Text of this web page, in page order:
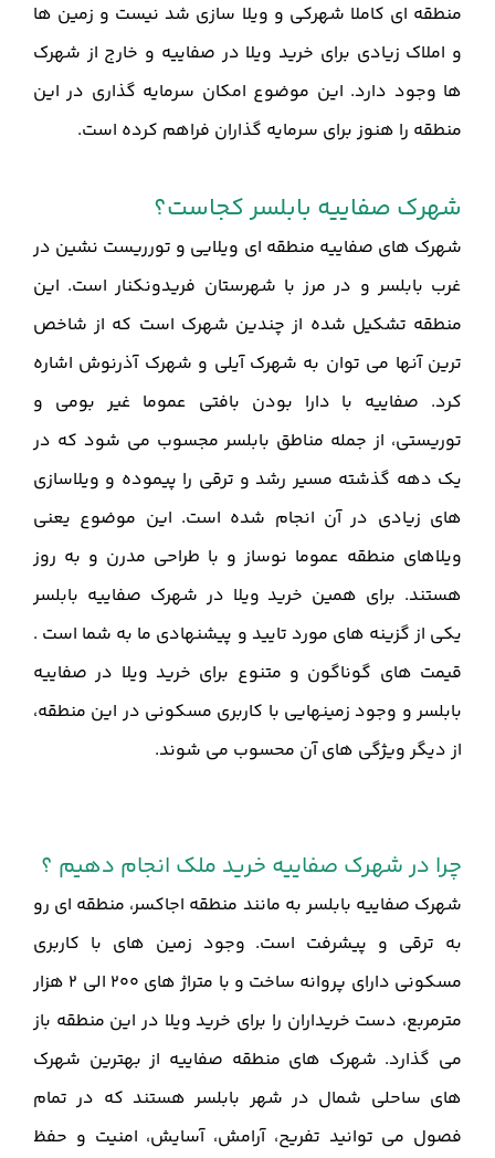
منطقه ای کاملا شهرکی و ویلا سازی شد نیست و زمین ها
و املاک زیادی برای خرید ویلا در صفاییه و خارج از شهرک
ها وجود دارد. این موضوع امکان سرمایه گذاری در این
منطقه را هنوز برای سرمایه گذاران فراهم کرده است.
شهرک صفاییه بابلسر کجاست؟
شهرک های صفاییه منطقه ای ویلایی و تورریست نشین در
غرب بابلسر و در مرز با شهرستان فریدونکنار است. این
منطقه تشکیل شده از چندین شهرک است که از شاخص
ترین آنها می توان به شهرک‌ آیلی و شهرک آذرنوش اشاره
کرد. صفاییه با دارا بودن بافتی عموما غیر بومی و
توریستی، از جمله مناطق بابلسر مجسوب می شود که در
یک دهه گذشته مسیر رشد و ترقی را پیموده و ویلاسازی
های زیادی در آن انجام شده است. این موضوع یعنی
ویلاهای منطقه عموما نوساز و با طراحی مدرن و به روز
هستند. برای همین خرید ویلا در شهرک صفاییه بابلسر
یکی از گزینه های مورد تایید و پیشنهادی ما به شما است .
قیمت های گوناگون و متنوع برای خرید ویلا در صفاییه
بابلسر و وجود زمینهایی با کاربری مسکونی در این منطقه،
از دیگر ویژگی های آن محسوب می شوند.
چرا در شهرک صفاییه خرید ملک انجام دهیم ؟
شهرک صفاییه بابلسر به مانند منطقه اجاکسر، منطقه ای رو
به ترقی و پیشرفت است. وجود زمین های با کاربری
مسکونی دارای پروانه ساخت و با متراژ های 200 الی 2 هزار
مترمربع، دست خریداران را برای خرید ویلا در این منطقه باز
می گذارد. شهرک های منطقه صفاییه از بهترین شهرک
های ساحلی شمال در شهر بابلسر هستند که در تمام
فصول می توانید تفریح، آرامش، آسایش، امنیت و حفظ